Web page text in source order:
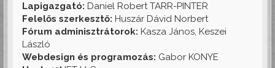
Lapigazgató: Daniel Robert TARR-PINTER
Felelős szerkesztő: Huszár Dávid Norbert
Fórum adminisztrátorok: Kasza János, Keszei
László
Webdesign és programozás: Gabor KONYE